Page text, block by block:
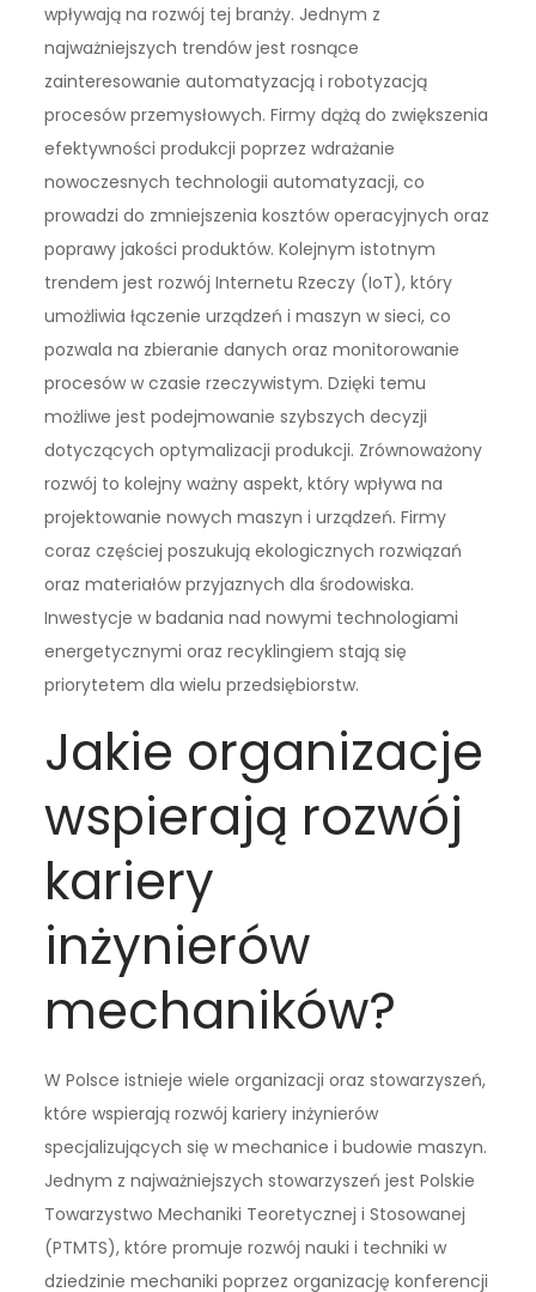
wpływają na rozwój tej branży. Jednym z
najważniejszych trendów jest rosnące
zainteresowanie automatyzacją i robotyzacją
procesów przemysłowych. Firmy dążą do zwiększenia
efektywności produkcji poprzez wdrażanie
nowoczesnych technologii automatyzacji, co
prowadzi do zmniejszenia kosztów operacyjnych oraz
poprawy jakości produktów. Kolejnym istotnym
trendem jest rozwój Internetu Rzeczy (IoT), który
umożliwia łączenie urządzeń i maszyn w sieci, co
pozwala na zbieranie danych oraz monitorowanie
procesów w czasie rzeczywistym. Dzięki temu
możliwe jest podejmowanie szybszych decyzji
dotyczących optymalizacji produkcji. Zrównoważony
rozwój to kolejny ważny aspekt, który wpływa na
projektowanie nowych maszyn i urządzeń. Firmy
coraz częściej poszukują ekologicznych rozwiązań
oraz materiałów przyjaznych dla środowiska.
Inwestycje w badania nad nowymi technologiami
energetycznymi oraz recyklingiem stają się
priorytetem dla wielu przedsiębiorstw.
Jakie organizacje
wspierają rozwój
kariery
inżynierów
mechaników?
W Polsce istnieje wiele organizacji oraz stowarzyszeń,
które wspierają rozwój kariery inżynierów
specjalizujących się w mechanice i budowie maszyn.
Jednym z najważniejszych stowarzyszeń jest Polskie
Towarzystwo Mechaniki Teoretycznej i Stosowanej
(PTMTS), które promuje rozwój nauki i techniki w
dziedzinie mechaniki poprzez organizację konferencji